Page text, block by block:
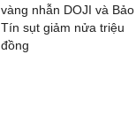
vàng nhẫn DOJI và Bảo
Tín sụt giảm nửa triệu
đồng